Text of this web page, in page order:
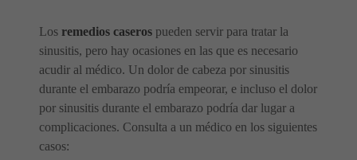
Los remedios caseros pueden servir para tratar la
sinusitis, pero hay ocasiones en las que es necesario
acudir al médico. Un dolor de cabeza por sinusitis
durante el embarazo podría empeorar, e incluso el dolor
por sinusitis durante el embarazo podría dar lugar a
complicaciones. Consulta a un médico en los siguientes
casos: